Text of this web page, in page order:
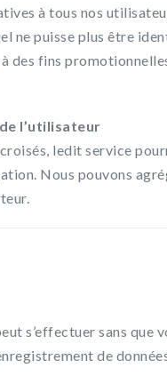
à tous nos
ne puisse plus être
des fins
l’utilisateur
ledit service
Nous pouvons
s’effectuer sans que
de